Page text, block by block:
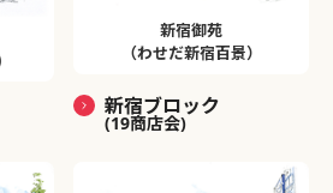
新宿御苑
（わせだ新宿百景）
新宿ブロック
(19商店会)